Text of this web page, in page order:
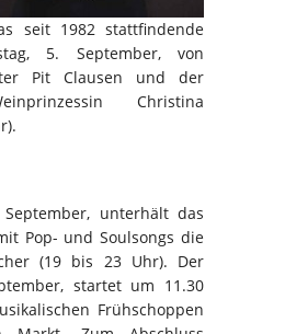
seit 1982 stattfindende
5. September, von
Pit Clausen und der
Christina
unterhält das
Pop- und Soulsongs die
(19 bis 23 Uhr). Der
startet um 11.30
Frühschoppen